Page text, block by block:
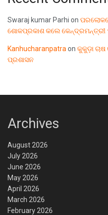
Swaraj kumar Parhi on
ଶୋକପ୍ରକାଶ କଲେ କେନ୍ଦ୍ରମନ୍ତ୍ରୀ
Kanhucharanpatra on କୁକୁଡ଼ା
ପ୍ରଶାସନ
Archives
August 2026
July 2026
June 2026
May 2026
April 2026
March 2026
February 2026